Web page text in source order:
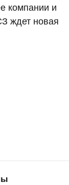
компании и
ждет новая